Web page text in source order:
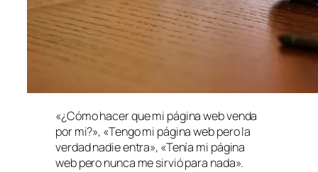
«¿Cómo hacer que mi página web venda
por mi?», «Tengo mi página web pero la
verdad nadie entra», «Tenía mi página
web pero nunca me sirvió para nada».